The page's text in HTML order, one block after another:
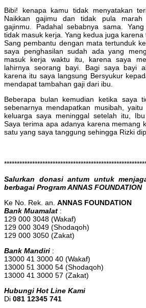
Bibi! kenapa kamu tidak menyatakan
Naikkan gajimu dan tidak pula marah
gajinmu. Padahal sebabnya sama.
tidak masuk kerja. Yang kedua juga karena
Sang pembantu dengan mata tertunduk
saya penghasilan sudah ada yang
masuk kerja waktu itu, karena saya
lahirnya seorang bayi. Bagi saya bayi
karena itu saya langsung Bersyukur
mendapat tambahan gaji dari ibu.
Beberapa bulan kemudian ketika saya
sebenarnya mendapatkan musibah,
keluarga saya meninggal setelah itu,
Saya terima apa adanya karena memang
satu yang saya tanggung sehingga Rizki
Salurkan donasi antum untuk
berbagai Program ANNAS FOUNDATION
Ke No. Rek. an. ANNAS FOUNDATION
Bank Muamalat :
129 000 3048 (Wakaf)
129 000 3049 (Shodaqoh)
129 000 3050 (Zakat)
Bank Mandiri :
13000 41 3000 40 (Wakaf)
13000 51 3000 54 (Shodaqoh)
13000 41 3000 57 (Zakat)
Hubungi Hot Line Kami
Di 081 12345 741